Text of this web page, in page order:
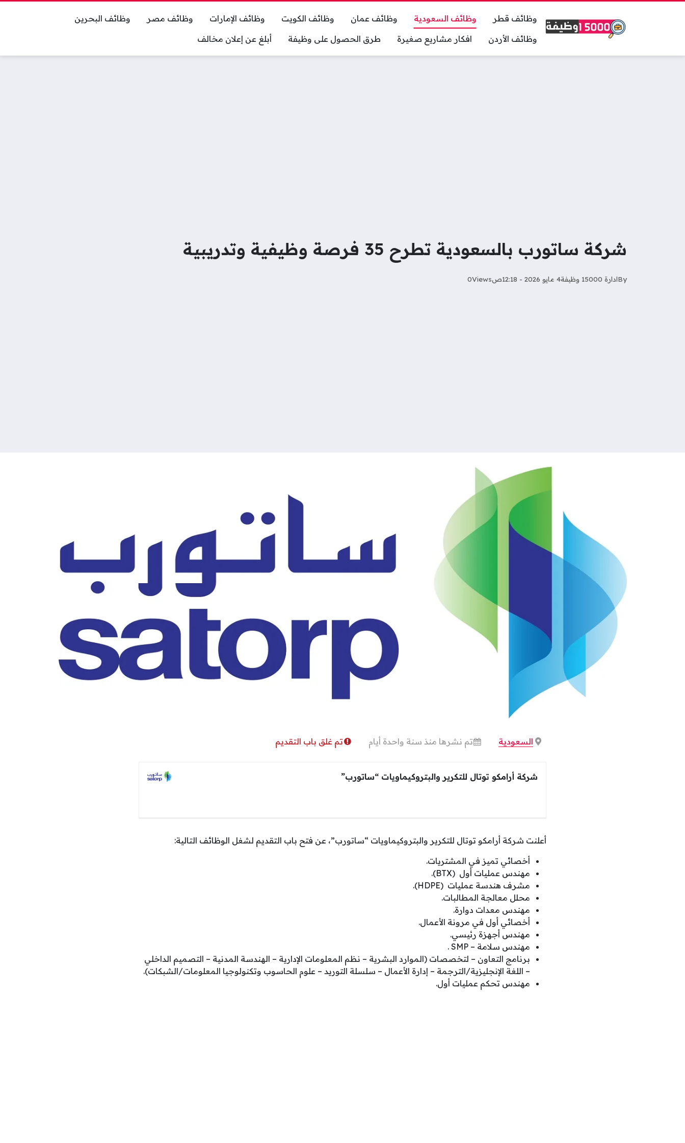
وظائف قطر وظائف السعودية وظائف عمان وظائف الكويت وظائف الإمارات وظائف مصر
وظائف البحرين
وظائف الأردن
افكار مشاريع صغيرة طرق الحصول على وظيفة أبلغ عن إعلان مخالف
شركة ساتورب بالسعودية تطرح 35 فرصة وظيفية وتدريبية
Byادارة 15000 وظيفة 4 مايو 2026 - 12:18ص Views
0
السعودية تم نشرها منذ سنة واحدة أيام تم غلق باب التقديم
شركة أرامكو توتال للتكرير والبتروكيماويات “ساتورب”
أعلنت شركة أرامكو توتال للتكرير والبتروكيماويات “ساتورب”، عن فتح باب التقديم لشغل الوظائف التالية:
أخصائي تميز في المشتريات.
مهندس عمليات أول (BTX).
مشرف هندسة عمليات (HDPE).
محلل معالجة المطالبات.
مهندس معدات دوارة.
أخصائي أول في مرونة الأعمال.
مهندس أجهزة رئيسي.
مهندس سلامة – SMP .
برنامج التعاون – لتخصصات (الموارد البشرية – نظم المعلومات الإدارية – الهندسة المدنية – التصميم الداخلي
– اللغة الإنجليزية/الترجمة – إدارة الأعمال – سلسلة التوريد – علوم الحاسوب وتكنولوجيا المعلومات/الشبكات).
مهندس تحكم عمليات أول.